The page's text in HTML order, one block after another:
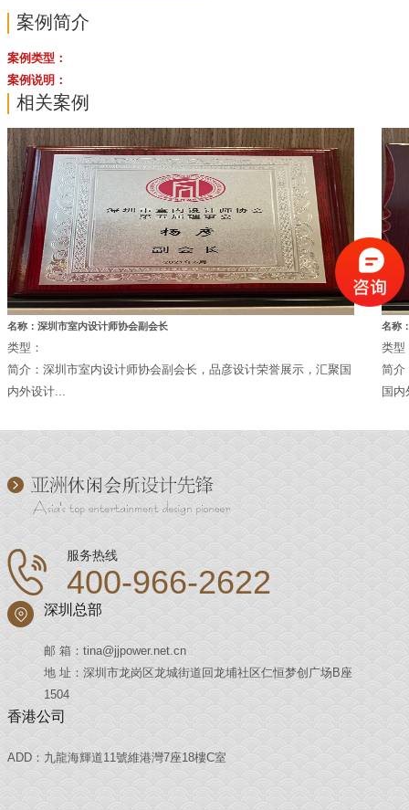
案例简介
案例类型：
案例说明：
相关案例
名称：深圳市室内设计师协会副会长
类型：
简介：深圳市室内设计师协会副会长，品彦设计荣誉展示，汇聚国
内外设计...
名称
类型
简介
国
服务热线
400-966-2622
深圳总部
邮 箱：tina@jjpower.net.cn
地 址：深圳市龙岗区龙城街道回龙埔社区仁恒梦创广场B座
1504
香港公司
ADD：九龍海輝道11號維港灣7座18樓C室